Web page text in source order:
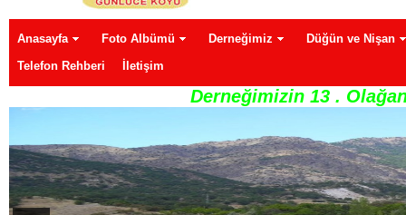
Anasayfa Foto Albümü Derneğimiz
Düğün ve Nişan
Telefon Rehberi
İletişim
Derneğimizin 13 .